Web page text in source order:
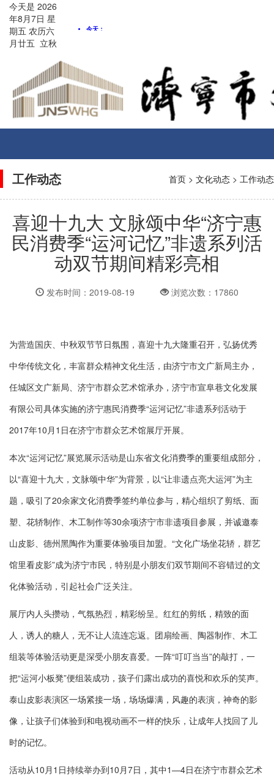
今天是 2026
年8月7日 星
期五 农历六
月廿五 立秋
工作动态 首页 > 文化动态 > 工作动态
喜迎十九大 文脉颂中华“济宁惠
民消费季“运河记忆”非遗系列活
动双节期间精彩亮相
发布时间：2019-08-19 浏览次数：17860
为营造国庆、中秋双节节日氛围，喜迎十九大隆重召开，弘扬优秀
中华传统文化，丰富群众精神文化生活，由济宁市文广新局主办，
任城区文广新局、济宁市群众艺术馆承办，济宁市宣阜巷文化发展
有限公司具体实施的济宁惠民消费季“运河记忆”非遗系列活动于
2017年10月1日在济宁市群众艺术馆展厅开展。
本次“运河记忆”展览展示活动是山东省文化消费季的重要组成部分，
以“喜迎十九大，文脉颂中华”为背景，以“让非遗点亮大运河”为主
题，吸引了20余家文化消费季签约单位参与，精心组织了剪纸、面
塑、花轿制作、木工制作等30余项济宁市非遗项目参展，并诚邀泰
山皮影、德州黑陶作为重要体验项目加盟。“文化广场坐花轿，群艺
馆里看皮影”成为济宁市民，特别是小朋友们双节期间不容错过的文
化体验活动，引起社会广泛关注。
展厅内人头攒动，气氛热烈，精彩纷呈。红红的剪纸，精致的面
人，诱人的糖人，无不让人流连忘返。团扇绘画、陶器制作、木工
组装等体验活动更是深受小朋友喜爱。一阵“叮叮当当”的敲打，一
把“运河小板凳”便组装成功，孩子们露出成功的喜悦和欢乐的笑声。
泰山皮影表演区一场紧接一场，场场爆满，风趣的表演，神奇的影
像，让孩子们体验到和电视动画不一样的快乐，让成年人找回了儿
时的记忆。
活动从10月1日持续举办到10月7日，其中1—4日在济宁市群众艺术